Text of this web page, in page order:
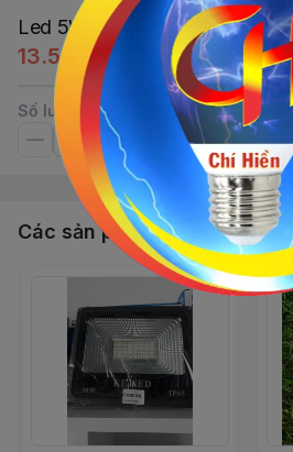
Led 5W Nến Râu E14 Sunny
13.507,92đ
Số lượng
Các sản phẩm, dịch vụ khác